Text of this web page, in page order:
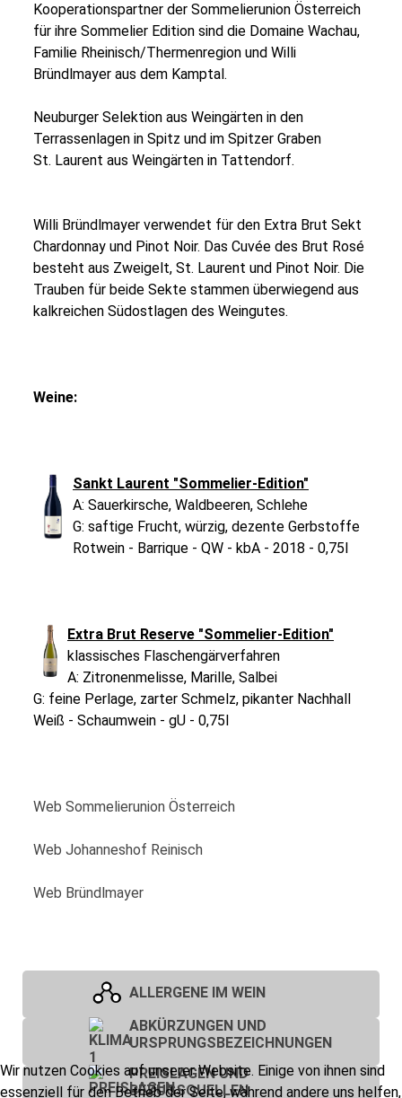
Kooperationspartner der Sommelierunion Österreich
für ihre Sommelier Edition sind die Domaine Wachau,
Familie Rheinisch/Thermenregion und Willi
Bründlmayer aus dem Kamptal.
Neuburger Selektion aus Weingärten in den
Terrassenlagen in Spitz und im Spitzer Graben
St. Laurent aus Weingärten in Tattendorf.
Willi Bründlmayer verwendet für den Extra Brut Sekt
Chardonnay und Pinot Noir. Das Cuvée des Brut Rosé
besteht aus Zweigelt, St. Laurent und Pinot Noir. Die
Trauben für beide Sekte stammen überwiegend aus
kalkreichen Südostlagen des Weingutes.
Weine:
Sankt Laurent "Sommelier-Edition"
A: Sauerkirsche, Waldbeeren, Schlehe
G: saftige Frucht, würzig, dezente Gerbstoffe
Rotwein - Barrique - QW - kbA - 2018 - 0,75l
Extra Brut Reserve "Sommelier-Edition"
klassisches Flaschengärverfahren
A: Zitronenmelisse, Marille, Salbei
G: feine Perlage, zarter Schmelz, pikanter Nachhall
Weiß - Schaumwein - gU - 0,75l
Web Sommelierunion Österreich
Web Johanneshof Reinisch
Web Bründlmayer
ALLERGENE IM WEIN
ABKÜRZUNGEN UND
URSPRUNGSBEZEICHNUNGEN
PREISLAGEN UND
BEZUGSQUELLEN
Wir nutzen Cookies auf unserer Website. Einige von ihnen sind
essenziell für den Betrieb der Seite, während andere uns helfen,